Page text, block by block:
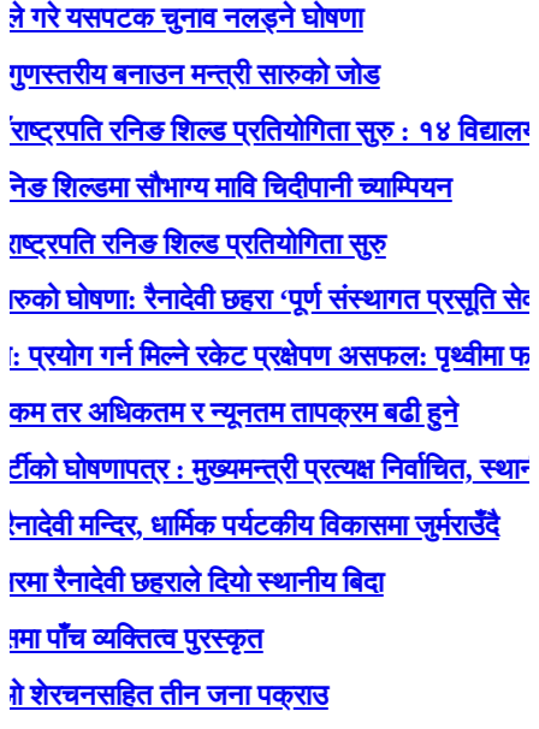
यसपटक चुनाव नलड्ने घोषणा
बनाउन मन्त्री सारुको जोड
रनिङ शिल्ड प्रतियोगिता सुरु : १४ विद्यालयकाे
सौभाग्य मावि चिदीपानी च्याम्पियन
रनिङ शिल्ड प्रतियोगिता सुरु
घोषणा: रैनादेवी छहरा ‘पूर्ण संस्थागत प्रसूति
गर्न मिल्ने रकेट प्रक्षेपण असफल: पृथ्वीमा फर्कने
तर अधिकतम र न्यूनतम तापक्रम बढी हुने
घोषणापत्र : मुख्यमन्त्री प्रत्यक्ष निर्वाचित, स्थानीय
मन्दिर, धार्मिक पर्यटकीय विकासमा जुर्मराउँदै
छहराले दियो स्थानीय बिदा
व्यक्तित्व पुरस्कृत
तीन जना पक्राउ